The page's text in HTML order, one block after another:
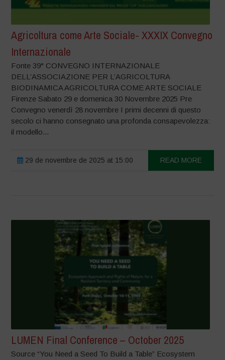
Agricoltura come Arte Sociale- XXXIX Convegno
Internazionale
Fonte 39° CONVEGNO INTERNAZIONALE
DELL’ASSOCIAZIONE PER L’AGRICOLTURA
BIODINAMICA AGRICOLTURA COME ARTE SOCIALE
Firenze Sabato 29 e domenica 30 Novembre 2025 Pre
Convegno venerdì 28 novembre I primi decenni di questo
secolo ci hanno consegnato una profonda consapevolezza:
il modello...
29 de novembre de 2025 at 15:00 READ MORE
LUMEN Final Conference – October 2025
Source “You Need a Seed To Build a Table” Ecosystem